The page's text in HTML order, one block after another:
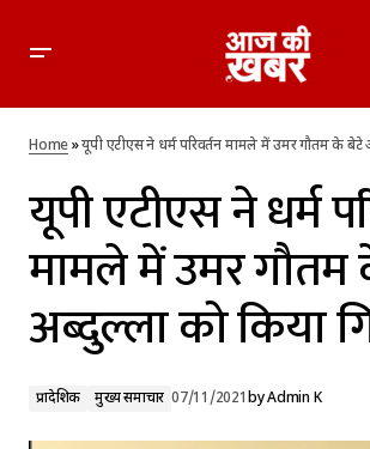
गिरफ्तार
Home»यूपी एटीएस ने धर्म परिवर्तन मामले में उमर गौतम के बेटे
यूपी एटीएस ने धर्म
मामले में उमर
अब्दुल्ला को किया
प्रादेशिक मुख्य समाचार 07/11/2021byAdmin K